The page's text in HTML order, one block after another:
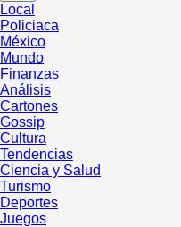
Local
Policiaca
México
Mundo
Finanzas
Análisis
Cartones
Gossip
Cultura
Tendencias
Ciencia y Salud
Turismo
Deportes
Juegos